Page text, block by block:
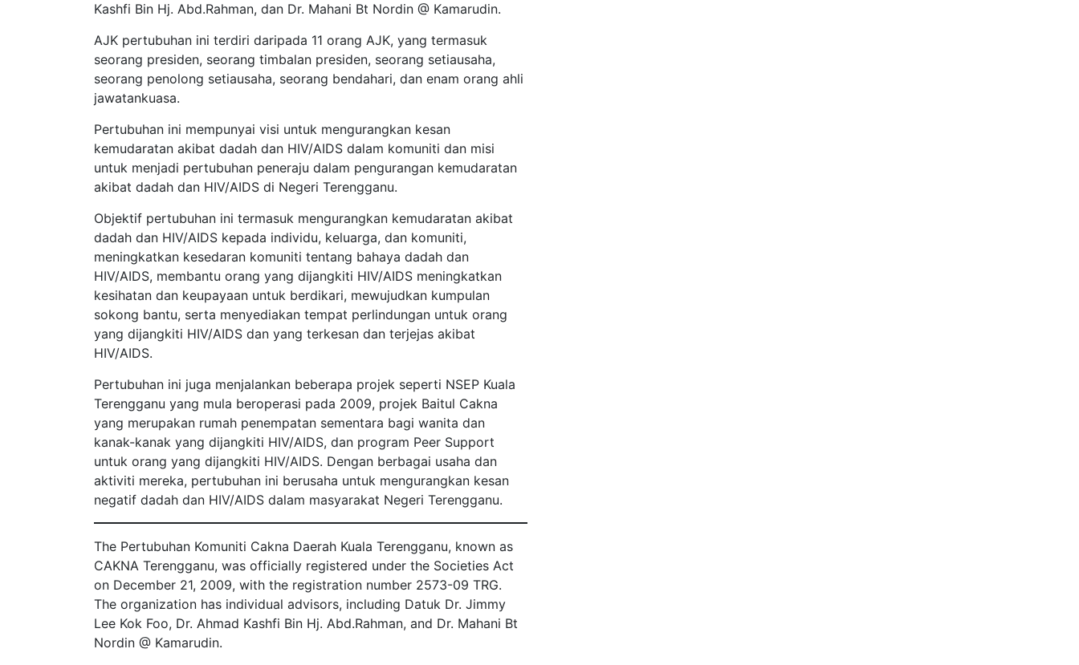
Kashfi Bin Hj. Abd.Rahman, dan Dr. Mahani Bt Nordin @ Kamarudin.
AJK pertubuhan ini terdiri daripada 11 orang AJK, yang termasuk
seorang presiden, seorang timbalan presiden, seorang setiausaha,
seorang penolong setiausaha, seorang bendahari, dan enam orang ahli
jawatankuasa.
Pertubuhan ini mempunyai visi untuk mengurangkan kesan
kemudaratan akibat dadah dan HIV/AIDS dalam komuniti dan misi
untuk menjadi pertubuhan peneraju dalam pengurangan kemudaratan
akibat dadah dan HIV/AIDS di Negeri Terengganu.
Objektif pertubuhan ini termasuk mengurangkan kemudaratan akibat
dadah dan HIV/AIDS kepada individu, keluarga, dan komuniti,
meningkatkan kesedaran komuniti tentang bahaya dadah dan
HIV/AIDS, membantu orang yang dijangkiti HIV/AIDS meningkatkan
kesihatan dan keupayaan untuk berdikari, mewujudkan kumpulan
sokong bantu, serta menyediakan tempat perlindungan untuk orang
yang dijangkiti HIV/AIDS dan yang terkesan dan terjejas akibat
HIV/AIDS.
Pertubuhan ini juga menjalankan beberapa projek seperti NSEP Kuala
Terengganu yang mula beroperasi pada 2009, projek Baitul Cakna
yang merupakan rumah penempatan sementara bagi wanita dan
kanak-kanak yang dijangkiti HIV/AIDS, dan program Peer Support
untuk orang yang dijangkiti HIV/AIDS. Dengan berbagai usaha dan
aktiviti mereka, pertubuhan ini berusaha untuk mengurangkan kesan
negatif dadah dan HIV/AIDS dalam masyarakat Negeri Terengganu.
The Pertubuhan Komuniti Cakna Daerah Kuala Terengganu, known as
CAKNA Terengganu, was officially registered under the Societies Act
on December 21, 2009, with the registration number 2573-09 TRG.
The organization has individual advisors, including Datuk Dr. Jimmy
Lee Kok Foo, Dr. Ahmad Kashfi Bin Hj. Abd.Rahman, and Dr. Mahani Bt
Nordin @ Kamarudin.